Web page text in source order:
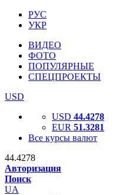
РУС
УКР
ВИДЕО
ФОТО
ПОПУЛЯРНЫЕ
СПЕЦПРОЕКТЫ
USD
USD 44.4278
EUR 51.3281
Все курсы валют
44.4278
Авторизация
Поиск
UA